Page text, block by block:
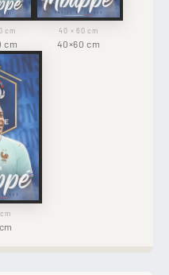
cm
cm
40 × 60 cm
40×60 cm